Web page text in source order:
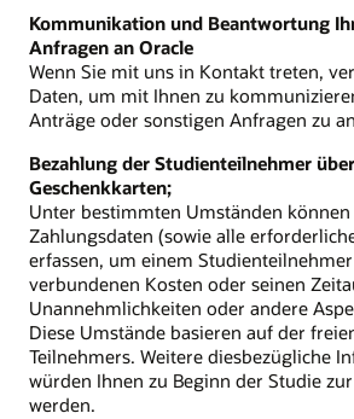
Kommunikation und Beantwortung
Anfragen an Oracle
Wenn Sie mit uns in Kontakt treten,
Daten, um mit Ihnen zu
Anträge oder sonstigen Anfragen zu
Bezahlung der Studienteilnehmer
Geschenkkarten;
Unter bestimmten Umständen
Zahlungsdaten (sowie alle
erfassen, um einem
verbundenen Kosten oder seinen
Unannehmlichkeiten oder andere
Diese Umstände basieren auf der
Teilnehmers. Weitere diesbezügliche
würden Ihnen zu Beginn der Studie
werden.